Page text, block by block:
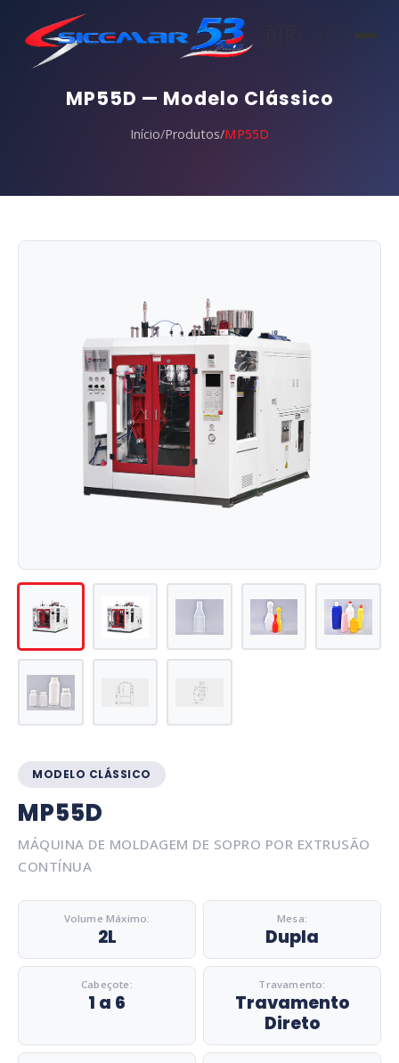
MP55D — Modelo Clássico
Início/Produtos/MP55D
MODELO CLÁSSICO
MP55D
MÁQUINA DE MOLDAGEM DE SOPRO POR EXTRUSÃO
CONTÍNUA
Volume Máximo:
2L
Mesa:
Dupla
Cabeçote:
1 a 6
Travamento:
Travamento
Direto